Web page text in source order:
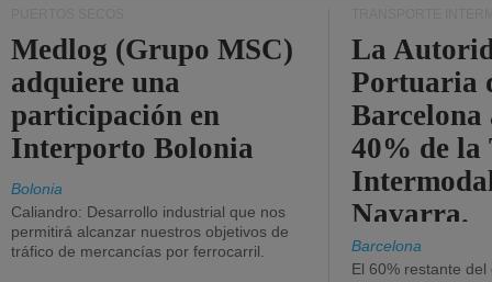
Medlog (Grupo MSC)
adquiere una
participación en
Interporto Bolonia
Bolonia
Caliandro: Desarrollo industrial que nos
permitirá alcanzar nuestros objetivos de
tráfico de mercancías por ferrocarril.
La
Portuaria
40% de la
Navarra.
Barcelona
El 60% restante